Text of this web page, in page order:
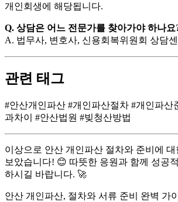
개인회생에 해당됩니다.
Q. 상담은 어느 전문가를 찾아가야 하나요
A. 법무사, 변호사, 신용회복위원회 상담
관련 태그
#안산개인파산 #개인파산절차 #개인파산
과차이 #안산법원 #빚청산방법
이상으로 안산 개인파산 절차와 준비에 대
보았습니다! 😊 따뜻한 응원과 함께 성공
하시길 바랍니다. 🚀
안산 개인파산, 절차와 서류 준비 완벽 가